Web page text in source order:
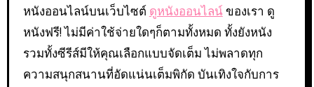
หนังออนไลน์บนเว็บไซต์ ดูหนังออนไลน์ ของเรา ดู
หนังฟรี! ไม่มีค่าใช้จ่ายใดๆก็ตามทั้งหมด ทั้งยังหนัง
รวมทั้งซีรีส์มีให้คุณเลือกแบบจัดเต็ม ไม่พลาดทุก
ความสนุกสนานที่อัดแน่นเต็มพิกัด บันเทิงใจกับการ